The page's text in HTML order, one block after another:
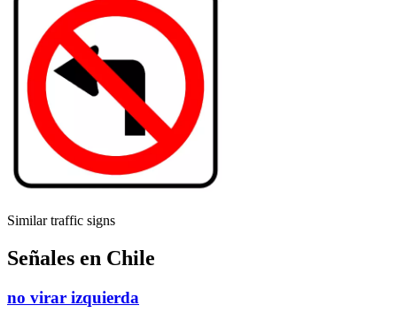
Similar traffic signs
Señales en Chile
no virar izquierda